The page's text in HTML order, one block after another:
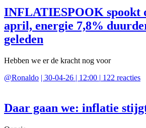
INFLATIESPOOK spookt
april, energie 7,8%
geleden
Hebben we er de kracht nog voor
@Ronaldo | 30-04-26 | 12:00 | 122 reacties
Daar gaan we: inflatie